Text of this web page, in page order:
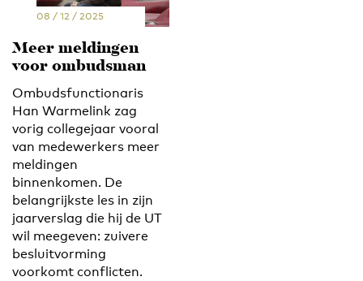
08 / 12 / 2025
Meer meldingen
voor ombudsman
Ombudsfunctionaris
Han Warmelink zag
vorig collegejaar vooral
van medewerkers meer
meldingen
binnenkomen. De
belangrijkste les in zijn
jaarverslag die hij de UT
wil meegeven: zuivere
besluitvorming
voorkomt conflicten.